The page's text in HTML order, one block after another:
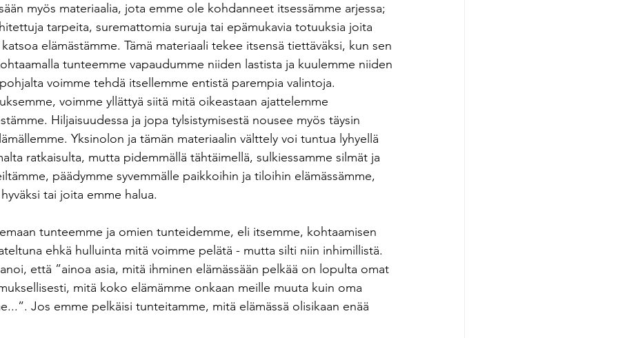
myös materiaalia, jota emme ole kohdanneet itsessämme arjessa;
tarpeita, suremattomia suruja tai epämukavia totuuksia joita
elämästämme. Tämä materiaali tekee itsensä tiettäväksi, kun sen
tunteemme vapaudumme niiden lastista ja kuulemme niiden
voimme tehdä itsellemme entistä parempia valintoja.
voimme yllättyä siitä mitä oikeastaan ajattelemme
Hiljaisuudessa ja jopa tylsistymisestä nousee myös täysin
Yksinolon ja tämän materiaalin välttely voi tuntua lyhyellä
ratkaisulta, mutta pidemmällä tähtäimellä, sulkiessamme silmät ja
päädymme syvemmälle paikkoihin ja tiloihin elämässämme,
tai joita emme halua.
tunteemme ja omien tunteidemme, eli itsemme, kohtaamisen
ehkä hulluinta mitä voimme pelätä - mutta silti niin inhimillistä.
että ”ainoa asia, mitä ihminen elämässään pelkää on lopulta omat
mitä koko elämämme onkaan meille muuta kuin oma
Jos emme pelkäisi tunteitamme, mitä elämässä olisikaan enää